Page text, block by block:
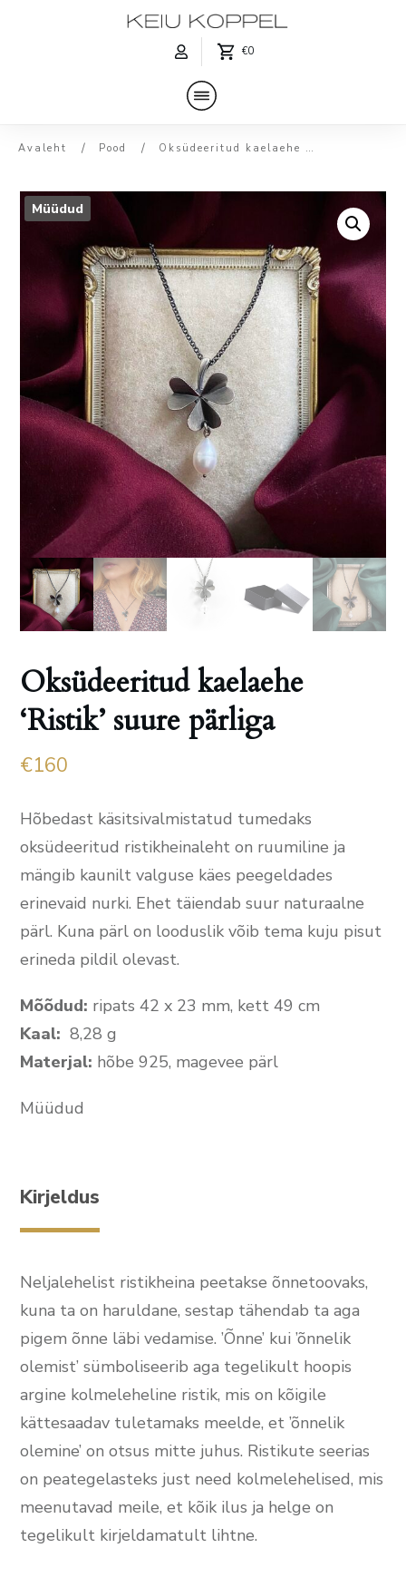
€0
Avaleht / Pood / Oksüdeeritud kaelaehe ‘Ristik’ suure pärliga
Müüdud
Oksüdeeritud kaelaehe
‘Ristik’ suure pärliga
€160
Hõbedast käsitsivalmistatud tumedaks
oksüdeeritud ristikheinaleht on ruumiline ja
mängib kaunilt valguse käes peegeldades
erinevaid nurki. Ehet täiendab suur naturaalne
pärl. Kuna pärl on looduslik võib tema kuju pisut
erineda pildil olevast.
Mõõdud: ripats 42 x 23 mm, kett 49 cm
Kaal: 8,28 g
Materjal: hõbe 925, magevee pärl
Müüdud
Kirjeldus
Neljalehelist ristikheina peetakse õnnetoovaks,
kuna ta on haruldane, sestap tähendab ta aga
pigem õnne läbi vedamise. ’Õnne’ kui ’õnnelik
olemist’ sümboliseerib aga tegelikult hoopis
argine kolmeleheline ristik, mis on kõigile
kättesaadav tuletamaks meelde, et ’õnnelik
olemine’ on otsus mitte juhus. Ristikute seerias
on peategelasteks just need kolmelehelised, mis
meenutavad meile, et kõik ilus ja helge on
tegelikult kirjeldamatult lihtne.